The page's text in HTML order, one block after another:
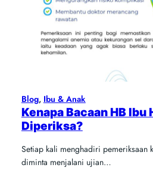
Blog, Ibu & Anak
Kenapa Bacaan HB
Diperiksa?
Setiap kali menghadiri pemeriksaan
diminta menjalani ujian…